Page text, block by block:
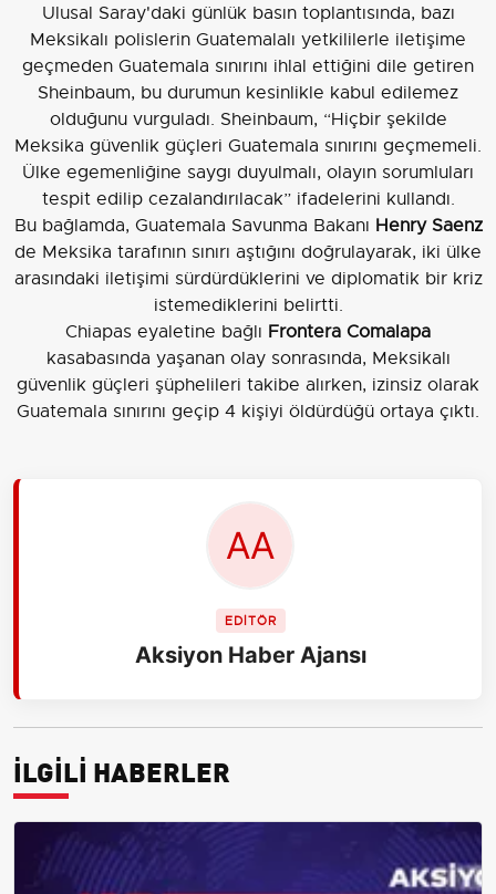
Ulusal Saray'daki günlük basın toplantısında, bazı
Meksikalı polislerin Guatemalalı yetkililerle iletişime
geçmeden Guatemala sınırını ihlal ettiğini dile getiren
Sheinbaum, bu durumun kesinlikle kabul edilemez
olduğunu vurguladı. Sheinbaum, “Hiçbir şekilde
Meksika güvenlik güçleri Guatemala sınırını geçmemeli.
Ülke egemenliğine saygı duyulmalı, olayın sorumluları
tespit edilip cezalandırılacak” ifadelerini kullandı.
Bu bağlamda, Guatemala Savunma Bakanı Henry Saenz
de Meksika tarafının sınırı aştığını doğrulayarak, iki ülke
arasındaki iletişimi sürdürdüklerini ve diplomatik bir kriz
istemediklerini belirtti.
Chiapas eyaletine bağlı Frontera Comalapa
kasabasında yaşanan olay sonrasında, Meksikalı
güvenlik güçleri şüphelileri takibe alırken, izinsiz olarak
Guatemala sınırını geçip 4 kişiyi öldürdüğü ortaya çıktı.
EDİTÖR
Aksiyon Haber Ajansı
İLGİLİ HABERLER